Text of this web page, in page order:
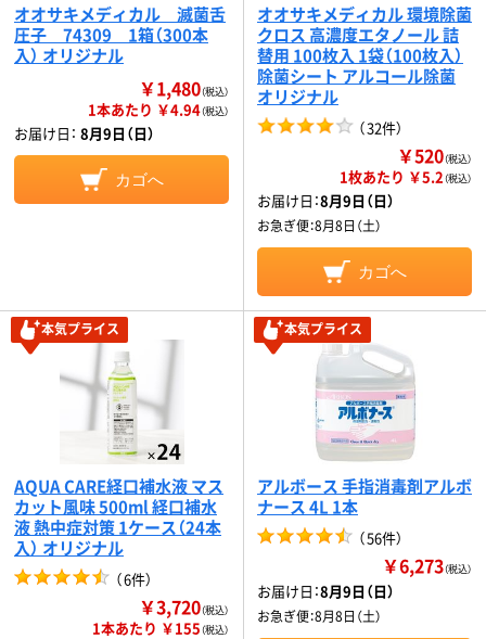
オオサキメディカル 滅菌舌
圧子 74309 1箱（300本
入） オリジナル
￥1,480（税込）
1本あたり ￥4.94（税込）
お届け日： 8月9日（日）
カゴへ
オオサキメディカル 環境除菌
クロス 高濃度エタノール 詰
替用 100枚入 1袋（100枚入）
除菌シート アルコール除菌
オリジナル
（32件）
￥520（税込）
1枚あたり ￥5.2（税込）
お届け日：8月9日（日）
お急ぎ便：8月8日（土）
カゴへ
本気プライス
AQUA CARE経口補水液 マス
カット風味 500ml 経口補水
液 熱中症対策 1ケース（24本
入） オリジナル
（6件）
￥3,720（税込）
1本あたり ￥155（税込）
本気プライス
アルボース 手指消毒剤アルボ
ナース 4L 1本
（56件）
￥6,273（税込）
お届け日：8月9日（日）
お急ぎ便：8月8日（土）